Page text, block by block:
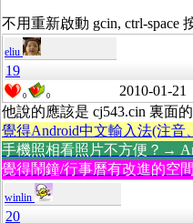
不用重新啟動 gcin, ctrl-space
eliu
19
0 0 2010-01-21
他說的應該是 cj543.cin 裏面
覺得Android中文輸入法(注
手機照相看照片不方便？→
覺得鬧鐘/行事曆有改進的空
winlin
20